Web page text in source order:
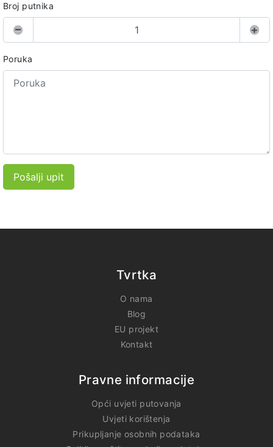
Broj putnika
Poruka
Pošalji upit
Tvrtka
O nama
Blog
EU projekt
Kontakt
Pravne informacije
Opći uvjeti putovanja
Uvjeti korištenja
Prikupljanje osobnih podataka